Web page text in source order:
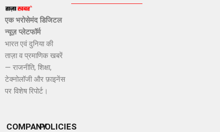
एक भरोसेमंद डिजिटल
न्यूज़ प्लेटफॉर्म
भारत एवं दुनिया की
ताज़ा व प्रमाणिक खबरें
— राजनीति, शिक्षा,
टेक्नोलॉजी और फ़ाइनेंस
पर विशेष रिपोर्ट।
COMPANYPOLICIES